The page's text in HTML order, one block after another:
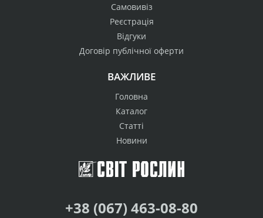
Самовивіз
Реєстрація
Відгуки
Договір публічної оферти
ВАЖЛИВЕ
Головна
Каталог
Статті
Новини
+38 (067) 463-08-80